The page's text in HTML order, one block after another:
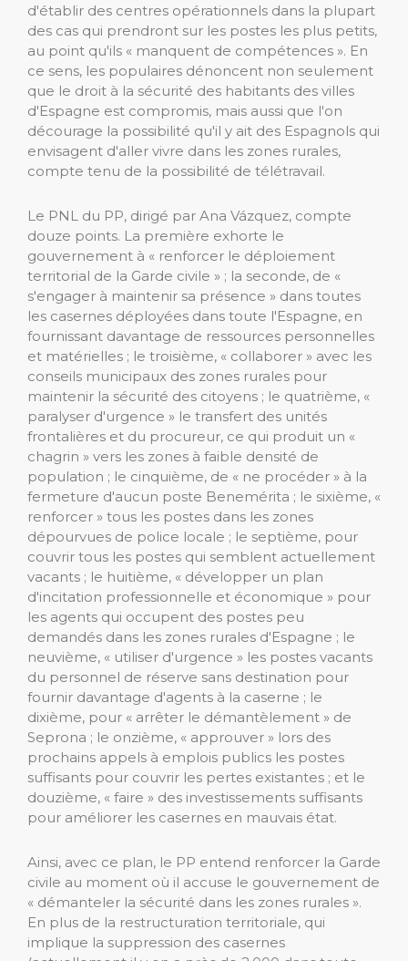
d'établir des centres opérationnels dans la plupart
des cas qui prendront sur les postes les plus petits,
au point qu'ils « manquent de compétences ». En
ce sens, les populaires dénoncent non seulement
que le droit à la sécurité des habitants des villes
d'Espagne est compromis, mais aussi que l'on
décourage la possibilité qu'il y ait des Espagnols qui
envisagent d'aller vivre dans les zones rurales,
compte tenu de la possibilité de télétravail.
Le PNL du PP, dirigé par Ana Vázquez, compte
douze points. La première exhorte le
gouvernement à « renforcer le déploiement
territorial de la Garde civile » ; la seconde, de «
s'engager à maintenir sa présence » dans toutes
les casernes déployées dans toute l'Espagne, en
fournissant davantage de ressources personnelles
et matérielles ; le troisième, « collaborer » avec les
conseils municipaux des zones rurales pour
maintenir la sécurité des citoyens ; le quatrième, «
paralyser d'urgence » le transfert des unités
frontalières et du procureur, ce qui produit un «
chagrin » vers les zones à faible densité de
population ; le cinquième, de « ne procéder » à la
fermeture d'aucun poste Benemérita ; le sixième, «
renforcer » tous les postes dans les zones
dépourvues de police locale ; le septième, pour
couvrir tous les postes qui semblent actuellement
vacants ; le huitième, « développer un plan
d'incitation professionnelle et économique » pour
les agents qui occupent des postes peu
demandés dans les zones rurales d'Espagne ; le
neuvième, « utiliser d'urgence » les postes vacants
du personnel de réserve sans destination pour
fournir davantage d'agents à la caserne ; le
dixième, pour « arrêter le démantèlement » de
Seprona ; le onzième, « approuver » lors des
prochains appels à emplois publics les postes
suffisants pour couvrir les pertes existantes ; et le
douzième, « faire » des investissements suffisants
pour améliorer les casernes en mauvais état.
Ainsi, avec ce plan, le PP entend renforcer la Garde
civile au moment où il accuse le gouvernement de
« démanteler la sécurité dans les zones rurales ».
En plus de la restructuration territoriale, qui
implique la suppression des casernes